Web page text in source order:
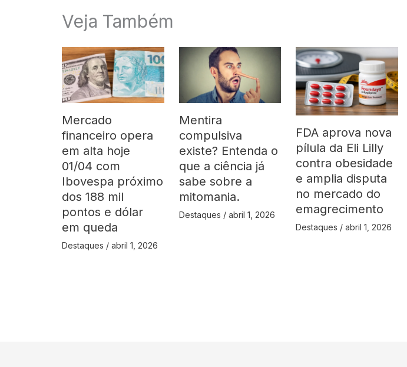
Veja Também
Mercado
financeiro opera
em alta hoje
01/04 com
Ibovespa próximo
dos 188 mil
pontos e dólar
em queda
Destaques / abril 1, 2026
Mentira
compulsiva
existe? Entenda o
que a ciência já
sabe sobre a
mitomania.
Destaques / abril 1, 2026
FDA aprova nova
pílula da Eli Lilly
contra obesidade
e amplia disputa
no mercado do
emagrecimento
Destaques /abril 1, 2026